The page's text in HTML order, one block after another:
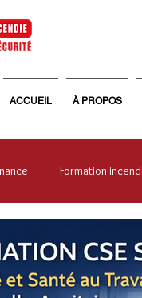
ACCUEIL À PROPOS
Formation